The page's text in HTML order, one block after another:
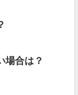
場合は？